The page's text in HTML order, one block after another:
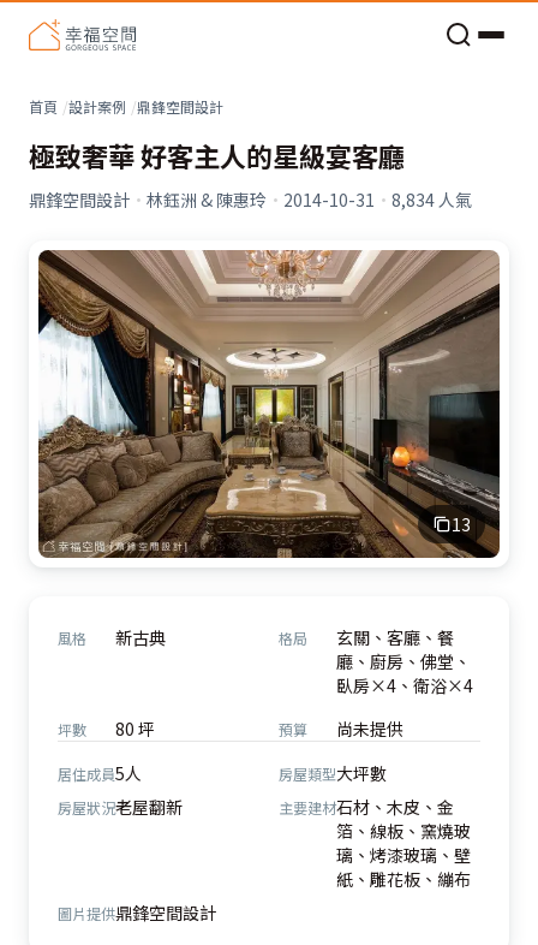
首頁 設計案例 鼎鋒空間設計
極致奢華 好客主人的星級宴客廳
鼎鋒空間設計 · 林鈺洲 & 陳惠玲 · 2014-10-31 · 8,834人氣
13
風格 新古典 格局
玄關、客廳、餐
廳、廚房、佛堂、
臥房×4、衛浴×4
坪數 80 坪 預算 尚未提供
居住成員5人 房屋類型大坪數
房屋狀況老屋翻新 主要建材石材、木皮、金
箔、線板、窯燒玻
璃、烤漆玻璃、壁
紙、雕花板、繃布
圖片提供鼎鋒空間設計